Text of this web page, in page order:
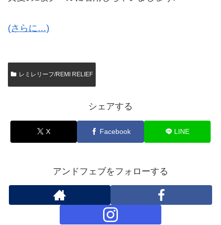
(さらに…)
レミレリーフ/REMI RELIEF
シェアする
X Facebook LINE
アンドフェブをフォローする